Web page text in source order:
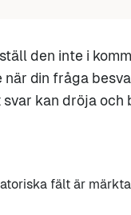
den inte i
när din fråga
kan dröja
fält är märkta